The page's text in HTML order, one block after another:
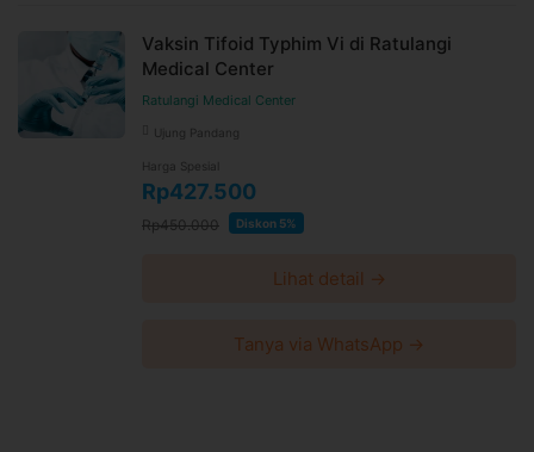
Vaksin Tifoid Typhim Vi di Ratulangi
Medical Center
Ratulangi Medical Center
Ujung Pandang
Harga Spesial
Rp427.500
Rp450.000 Diskon 5%
Lihat detail →
Tanya via WhatsApp →